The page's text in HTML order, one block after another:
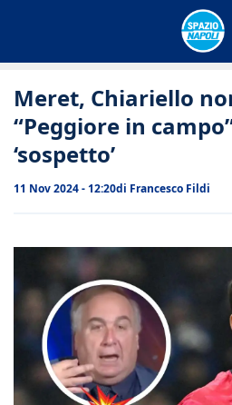
Meret, Chiariello
“Peggiore in
‘sospetto’
11 Nov 2024 - 12:20di Francesco Fildi